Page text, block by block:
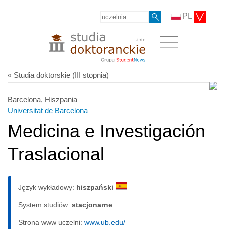
PL
« Studia doktorskie (III stopnia)
Barcelona, Hiszpania
Universitat de Barcelona
Medicina e Investigación
Traslacional
Język wykładowy: hiszpański
System studiów: sta­cjo­nar­ne
Strona www uczelni: www.ub.edu/